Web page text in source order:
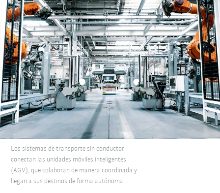
Los sistemas de transporte sin conductor
conectan las unidades móviles inteligentes
(AGV), que colaboran de manera coordinada y
llegan a sus destinos de forma autónoma.